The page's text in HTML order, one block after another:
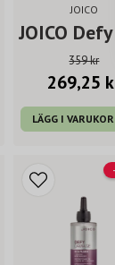
JOICO
359 kr
269,25
LÄGG I